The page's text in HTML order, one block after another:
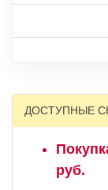
ДОСТУПНЫЕ
руб.